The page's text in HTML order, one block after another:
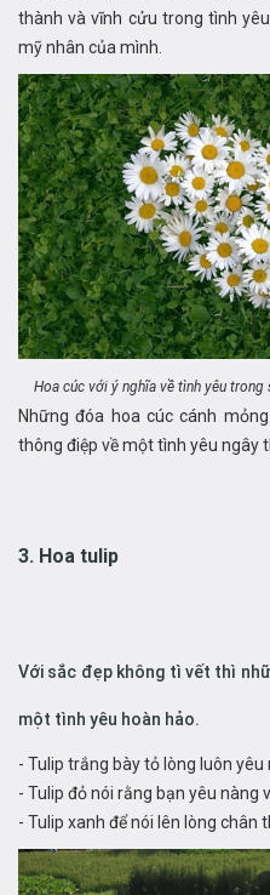
thành và vĩnh cửu trong tình
mỹ nhân của mình.
Hoa cúc với ý nghĩa về tình yêu trong
Những đóa hoa cúc cánh
thông điệp về một tình yêu ngây
3. Hoa tulip
Với sắc đẹp không tì vết thì
một tình yêu hoàn hảo.
- Tulip trắng bày tỏ lòng luôn yêu
- Tulip đỏ nói rằng bạn yêu nàng
- Tulip xanh để nói lên lòng chân